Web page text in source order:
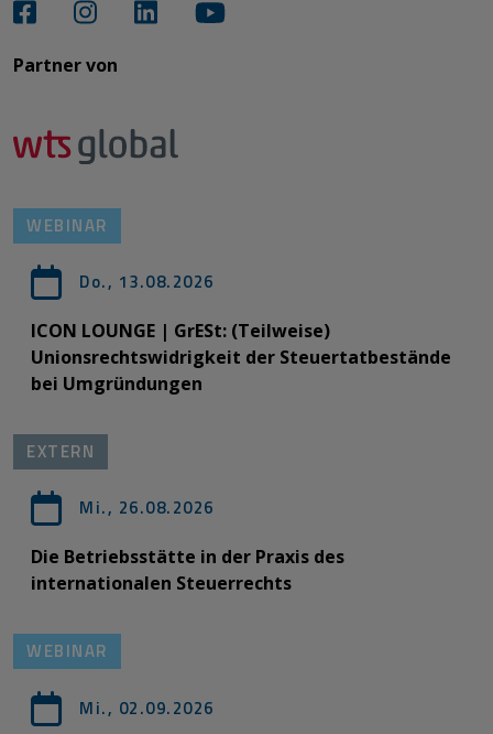
Partner von​​​​​​
WEBINAR
Do., 13.08.2026
ICON LOUNGE | GrESt: (Teilweise)
Unionsrechtswidrigkeit der Steuertatbestände
bei Umgründungen
EXTERN
Mi., 26.08.2026
Die Betriebsstätte in der Praxis des
internationalen Steuerrechts
WEBINAR
Mi., 02.09.2026